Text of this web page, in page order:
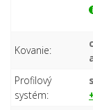
Kovanie:
Profilový
systém: